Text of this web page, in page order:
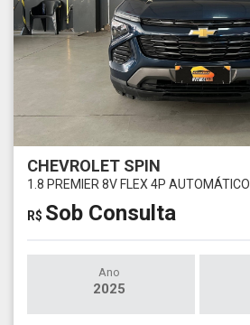
CHEVROLET SPIN
1.8 PREMIER 8V FLEX 4P AUTOMÁTICO
R$ Sob Consulta
Ano
2025